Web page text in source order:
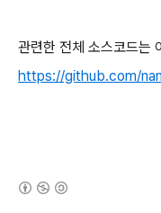
관련한 전체 소스코드는
https://github.com/